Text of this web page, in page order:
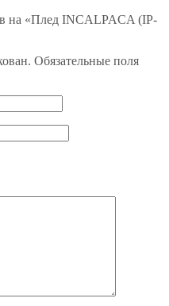
на «Плед INCALPACA (IP-
Обязательные поля